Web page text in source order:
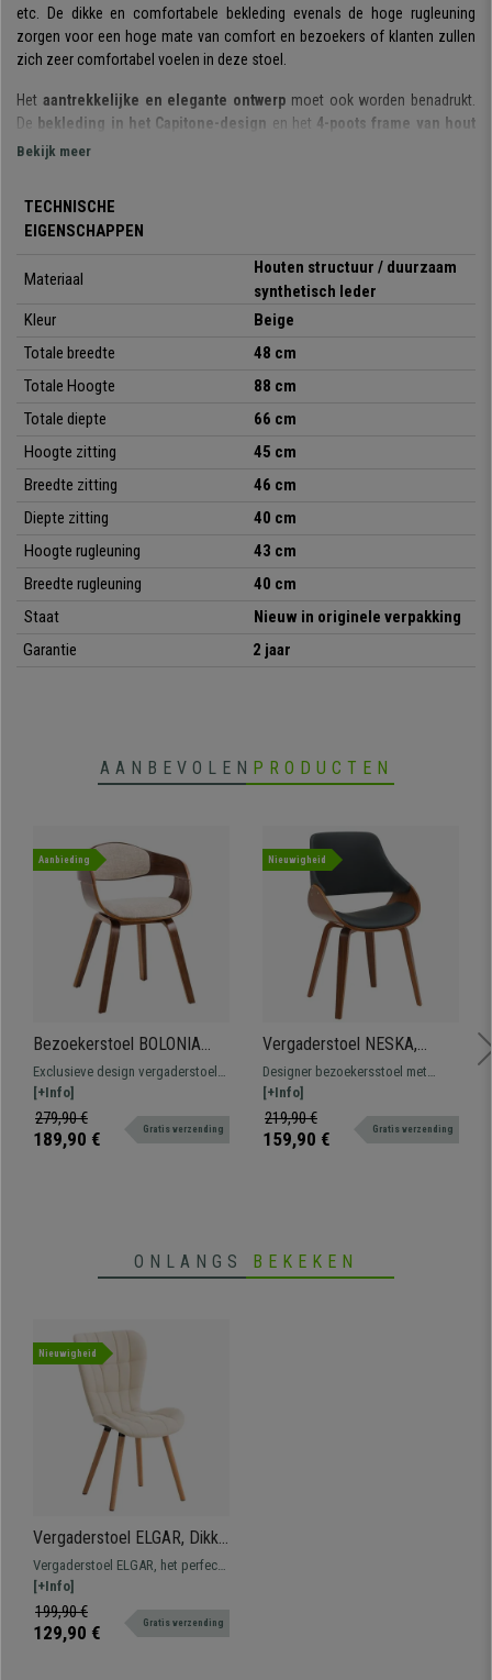
etc. De dikke en comfortabele bekleding evenals de hoge rugleuning
zorgen voor een hoge mate van comfort en bezoekers of klanten zullen
zich zeer comfortabel voelen in deze stoel.
Het aantrekkelijke en elegante ontwerp moet ook worden benadrukt.
De bekleding in het Capitone-design en het 4-poots frame van hout
in Scandinavische stijl
Om een langere levensduur van de stoel te garanderen, zijn
eersteklas materialen
hoogwaardige lederen bekleding is zacht en
aangenaam
om aan te raken en ook zeer slijtvast en gemakkelijk te
Het is dus een eersteklas bezoekersstoel
plezier van zullen hebben. Een product met deze kenmerken is bij andere
aanbieders niet te vinden voor een soortgelijk bedrag. Alleen bij
verzending.
•Exclusief, aantrekkelijk ontwerp
• Houten frame en poten
• Hoge kwaliteit en stevigheid
Bekijk meer
TECHNISCHE
EIGENSCHAPPEN
Materiaal
Houten structuur / duurzaam
synthetisch leder
Kleur
Beige
Totale breedte
48 cm
Totale Hoogte
88 cm
Totale diepte
66 cm
Hoogte zitting
45 cm
Breedte zitting
46 cm
Diepte zitting
40 cm
Hoogte rugleuning
43 cm
Breedte rugleuning
40 cm
Staat
Nieuw in originele verpakking
Garantie
2 jaar
AANBEVOLEN PRODUCTEN
Aanbieding
Bezoekerstoel BOLONIA
Exclusief Ontwerp, Houten
Structuur Kleur Walnoot en
Beige Stof
Exclusieve design vergaderstoel
BOLONIA. Een uniek model,
perfect om stijl en persoonlijkheid
aan uw kantoor te geven.
[+Info]
279,90 €
189,90 € Gratis verzending
Nieuwigheid
Vergaderstoel NESKA,
Retro Design met
Kersenhouten Frame en
Zwart Lederen Bekleding
Designer bezoekersstoel met
comfortabele zitting bekleed met
hoogwaardig leder.
[+Info]
219,90 €
159,90 € Gratis verzending
ONLANGS BEKEKEN
Nieuwigheid
Vergaderstoel ELGAR, Dikke
Vulling, Houten Structuur en
Poten, in Beige Leder
Vergaderstoel ELGAR, het perfecte
model als u stijl wilt toevoegen
aan uw kantoor of wachtkamer
zonder in te leveren aan comfort.
[+Info]
199,90 €
129,90 € Gratis verzending